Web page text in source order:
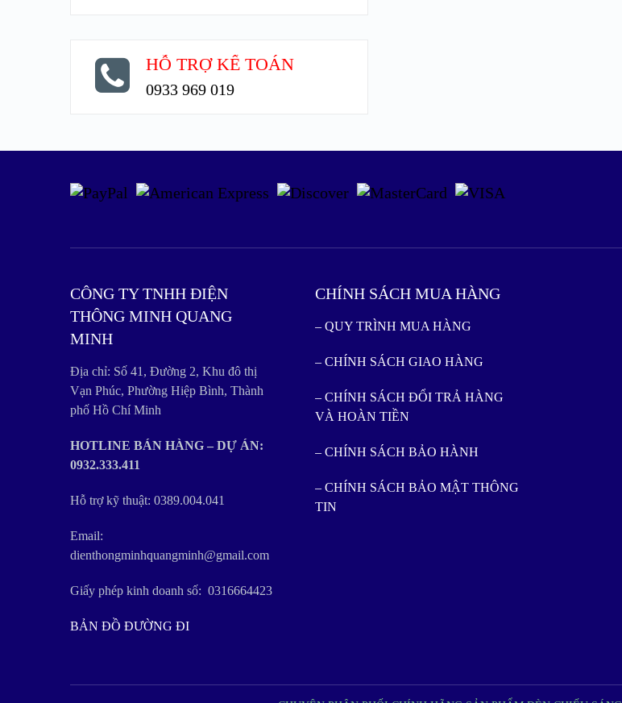
HỖ TRỢ KẾ TOÁN
0933 969 019
CÔNG TY TNHH ĐIỆN
THÔNG MINH QUANG
MINH
Địa chỉ: Số 41, Đường 2, Khu đô thị
Vạn Phúc, Phường Hiệp Bình, Thành
phố Hồ Chí Minh
HOTLINE BÁN HÀNG – DỰ ÁN:
0932.333.411
Hỗ trợ kỹ thuật: 0389.004.041
Email:
dienthongminhquangminh@gmail.com
Giấy phép kinh doanh số: 0316664423
BẢN ĐỒ ĐƯỜNG ĐI
CHÍNH SÁCH MUA HÀNG
– QUY TRÌNH MUA HÀNG
– CHÍNH SÁCH GIAO HÀNG
– CHÍNH SÁCH ĐỔI TRẢ HÀNG
VÀ HOÀN TIỀN
– CHÍNH SÁCH BẢO HÀNH
– CHÍNH SÁCH BẢO MẬT THÔNG
TIN